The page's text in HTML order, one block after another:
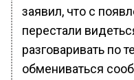
заявил, что с
перестали
разговаривать по
обмениваться